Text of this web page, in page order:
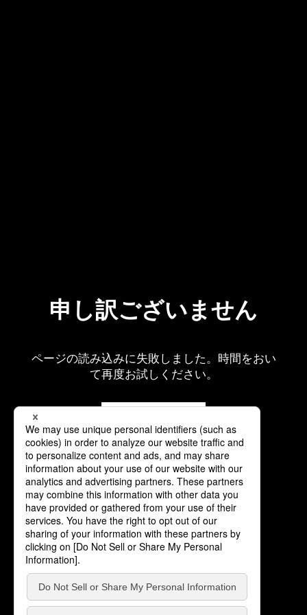
申し訳ございません
ページの読み込みに失敗しました。時間をおい
て再度お試しください。